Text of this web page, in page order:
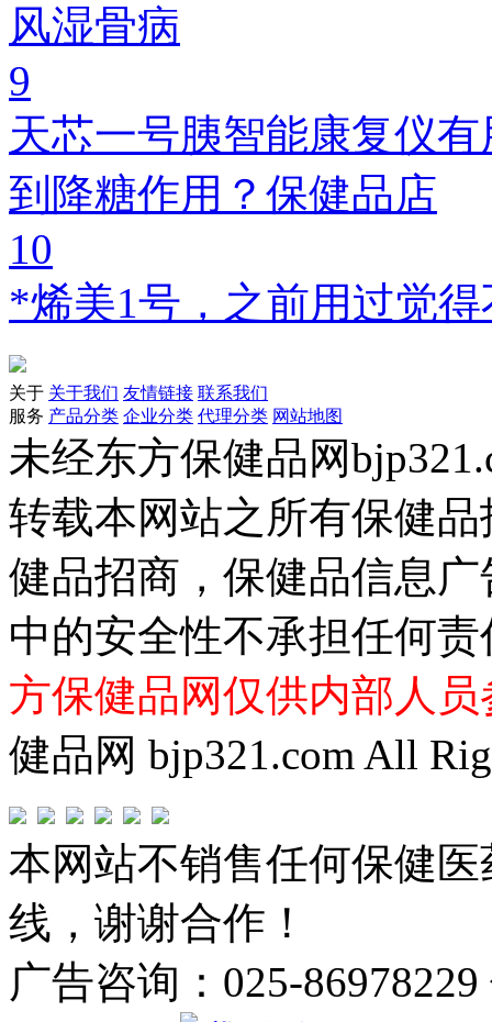
风湿骨病
9
天芯一号胰智能康复仪
到降糖作用？保健品店
10
*烯美1号，之前用过觉
关于 关于我们 友情链接 联系我们
服务 产品分类 企业分类 代理分类 网站地图
未经东方保健品网
转载本网站之所有保健
健品招商，保健品信息
中的安全性不承担任何责
方保健品网仅供内部人
健品网 bjp321.com All
本网站不销售任何保健
线，谢谢合作！
广告咨询：025-86978229